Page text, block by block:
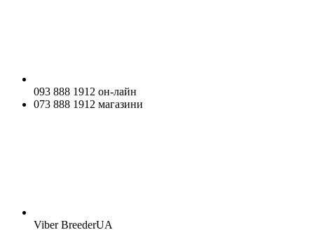
093 888 1912 он-лайн
073 888 1912 магазини
Viber BreederUA